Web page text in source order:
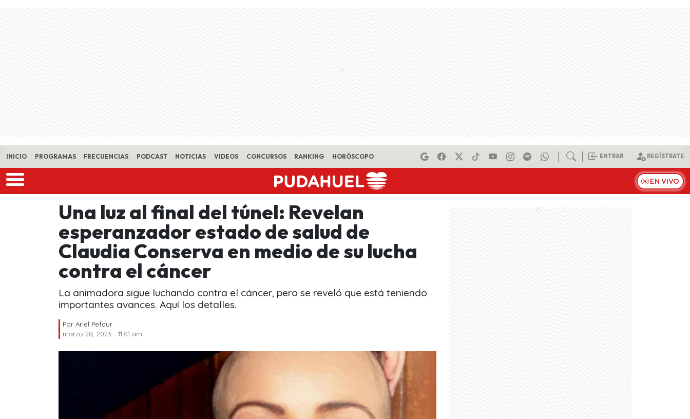
Skip to main content
INICIO PROGRAMAS FRECUENCIAS PODCAST NOTICIAS VIDEOS CONCURSOS RANKING HORÓSCOPO ENTRAR REGÍSTRATE
EN VIVO
Una luz al final del túnel: Revelan
esperanzador estado de salud de
Claudia Conserva en medio de su lucha
contra el cáncer
La animadora sigue luchando contra el cáncer, pero se reveló que está teniendo
importantes avances. Aquí los detalles.
Por Ariel Pefaur
marzo 28, 2023 - 11:01 am